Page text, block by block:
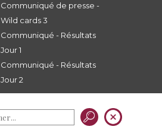
Communiqué de presse -
Wild cards 3
Communiqué - Résultats
Jour 1
Communiqué - Résultats
Jour 2